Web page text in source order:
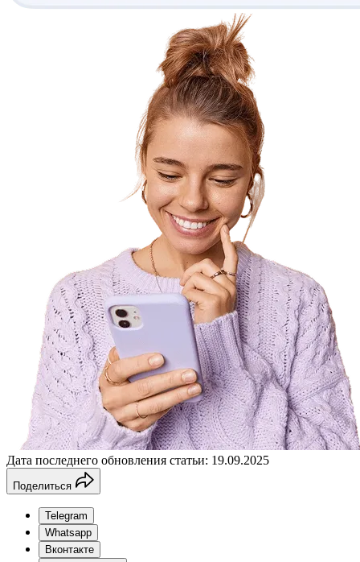
Дата последнего обновления статьи: 19.09.2025
Поделиться
Telegram
Whatsapp
Вконтакте